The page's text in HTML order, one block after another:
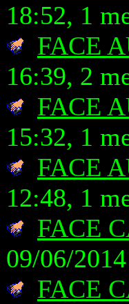
18:52, 1
FACE
16:39, 2
FACE
15:32, 1
FACE
12:48, 1
FACE
09/06/
FACE